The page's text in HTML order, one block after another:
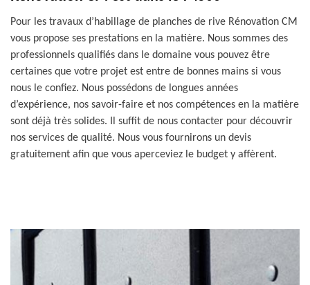
Pour les travaux d’habillage de planches de rive Rénovation CM
vous propose ses prestations en la matière. Nous sommes des
professionnels qualifiés dans le domaine vous pouvez être
certaines que votre projet est entre de bonnes mains si vous
nous le confiez. Nous possédons de longues années
d’expérience, nos savoir-faire et nos compétences en la matière
sont déjà très solides. Il suffit de nous contacter pour découvrir
nos services de qualité. Nous vous fournirons un devis
gratuitement afin que vous aperceviez le budget y affèrent.